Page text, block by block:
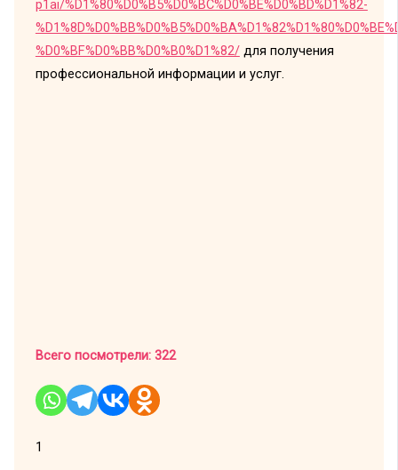
p1ai/%D1%80%D0%B5%D0%BC%D0%BE%D0%BD%D1%82-
%D0%BF%D0%BB%D0%B0%D1%82/для получения
профессиональной информации и услуг.
Всего посмотрели: 322
1